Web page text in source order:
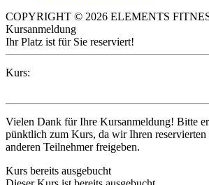
COPYRIGHT © 2026 ELEMENTS
Kursanmeldung
Ihr Platz ist für Sie reserviert!
Kurs:
Vielen Dank für Ihre Kursanmeldung! Bitte
pünktlich zum Kurs, da wir Ihren reservierten
anderen Teilnehmer freigeben.
Kurs bereits ausgebucht